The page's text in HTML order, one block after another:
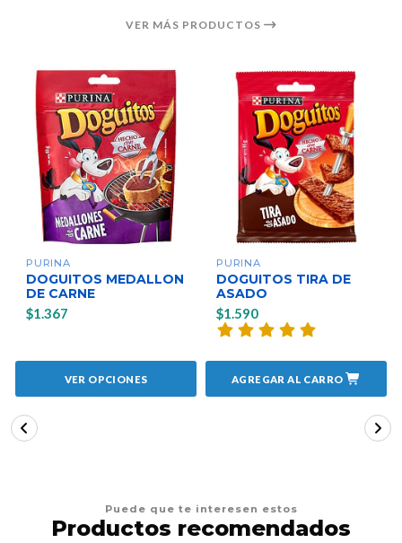
VER MÁS PRODUCTOS
PURINA
DOGUITOS MEDALLON
DE CARNE
$1.367
VER OPCIONES
PURINA
DOGUITOS TIRA DE
ASADO
$1.590
AGREGAR AL CARRO
Puede que te interesen estos
Productos recomendados